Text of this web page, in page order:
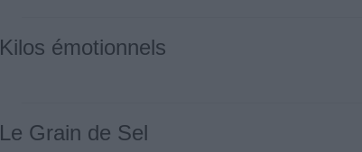
Kilos émotionnels
Le Grain de Sel